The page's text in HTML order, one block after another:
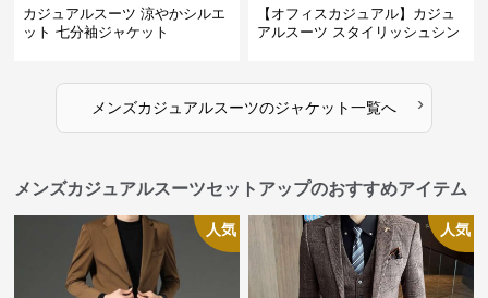
カジュアルスーツ 涼やかシルエ
ット 七分袖ジャケット
【オフィスカジュアル】カジュ
アルスーツ スタイリッシュシン
メンズカジュアルスーツのジャケット一覧へ ›
メンズカジュアルスーツセットアップのおすすめアイテム
人気 人気